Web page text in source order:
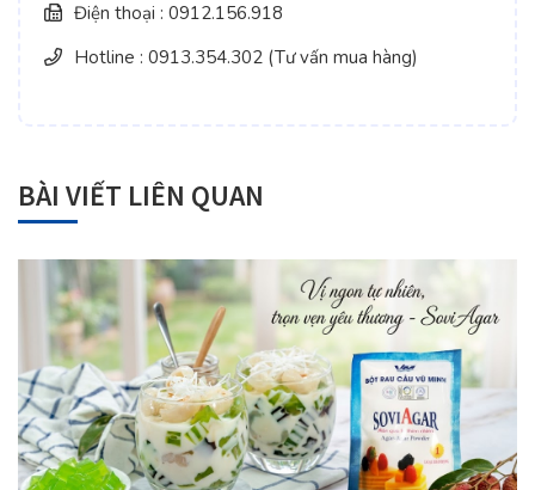
Điện thoại : 0912.156.918
Hotline : 0913.354.302 (Tư vấn mua hàng)
BÀI VIẾT LIÊN QUAN